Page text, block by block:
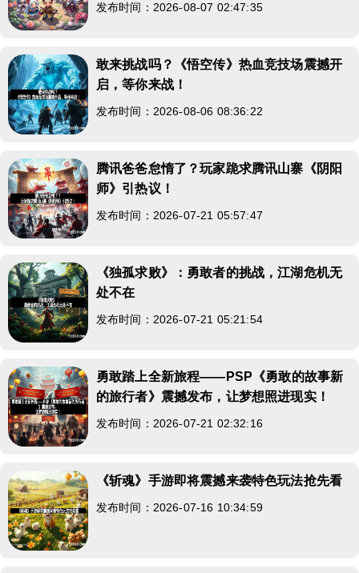
发布时间：2026-08-07 02:47:35
敢来挑战吗？《悟空传》热血竞技场震撼开
启，等你来战！
发布时间：2026-08-06 08:36:22
腾讯爸爸怠惰了？玩家跪求腾讯山寨《阴阳
师》引热议！
发布时间：2026-07-21 05:57:47
《独孤求败》：勇敢者的挑战，江湖危机无
处不在
发布时间：2026-07-21 05:21:54
勇敢踏上全新旅程——PSP《勇敢的故事新
的旅行者》震撼发布，让梦想照进现实！
发布时间：2026-07-21 02:32:16
《斩魂》手游即将震撼来袭特色玩法抢先看
发布时间：2026-07-16 10:34:59